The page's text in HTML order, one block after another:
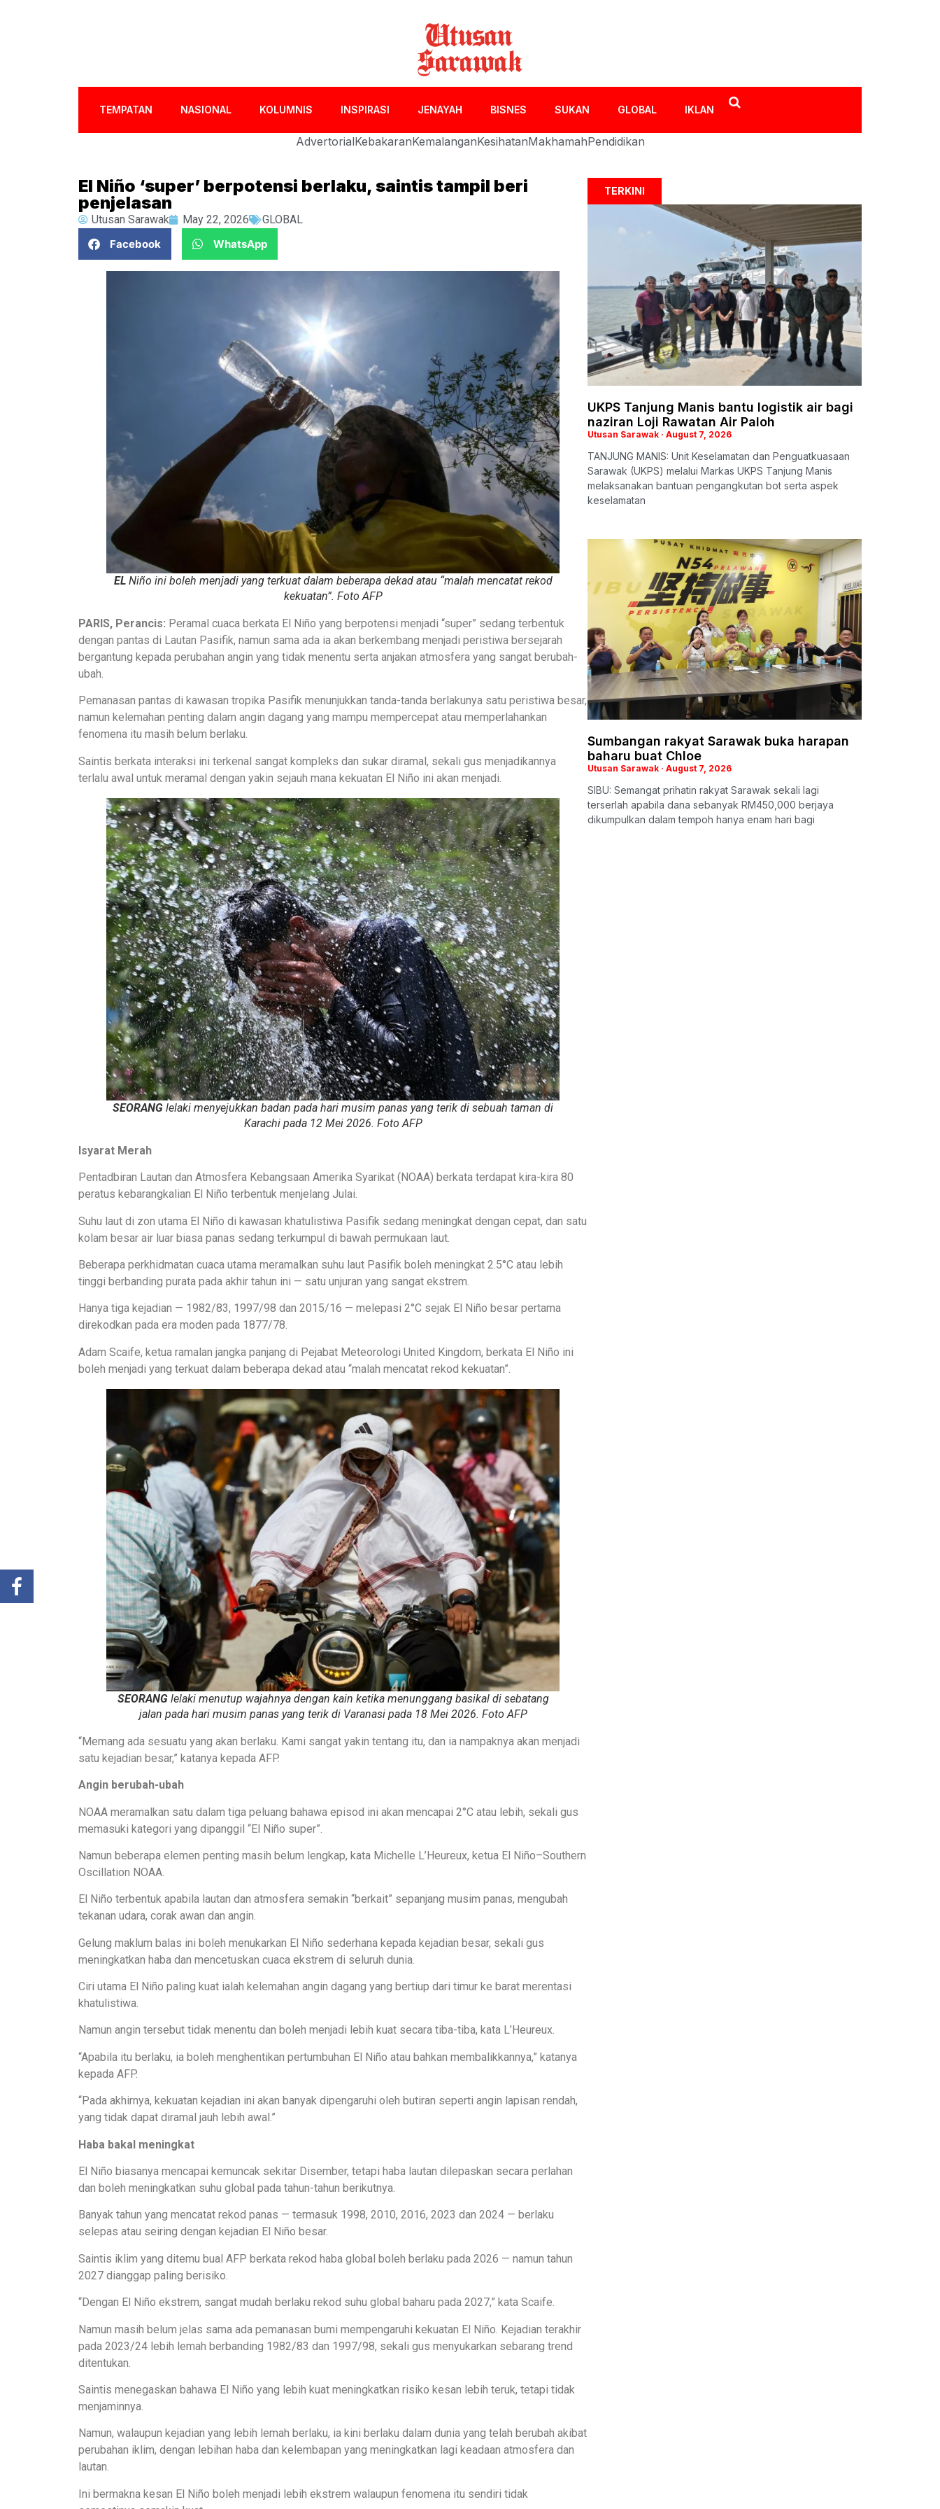
TEMPATAN NASIONAL KOLUMNIS INSPIRASI JENAYAH BISNES SUKAN GLOBAL IKLAN
AdvertorialKebakaranKemalanganKesihatanMakhamahPendidikan
El Niño ‘super’ berpotensi berlaku, saintis tampil beri
penjelasan
Utusan Sarawak May 22, 2026
GLOBAL
Facebook
WhatsApp
EL Niño ini boleh menjadi yang terkuat dalam beberapa dekad atau “malah mencatat rekod
kekuatan”. Foto AFP
PARIS, Perancis: Peramal cuaca berkata El Niño yang berpotensi menjadi “super” sedang terbentuk
dengan pantas di Lautan Pasifik, namun sama ada ia akan berkembang menjadi peristiwa bersejarah
bergantung kepada perubahan angin yang tidak menentu serta anjakan atmosfera yang sangat berubah-
ubah.
Pemanasan pantas di kawasan tropika Pasifik menunjukkan tanda-tanda berlakunya satu peristiwa besar,
namun kelemahan penting dalam angin dagang yang mampu mempercepat atau memperlahankan
fenomena itu masih belum berlaku.
Saintis berkata interaksi ini terkenal sangat kompleks dan sukar diramal, sekali gus menjadikannya
terlalu awal untuk meramal dengan yakin sejauh mana kekuatan El Niño ini akan menjadi.
SEORANG lelaki menyejukkan badan pada hari musim panas yang terik di sebuah taman di
Karachi pada 12 Mei 2026. Foto AFP
Isyarat Merah
Pentadbiran Lautan dan Atmosfera Kebangsaan Amerika Syarikat (NOAA) berkata terdapat kira-kira 80
peratus kebarangkalian El Niño terbentuk menjelang Julai.
Suhu laut di zon utama El Niño di kawasan khatulistiwa Pasifik sedang meningkat dengan cepat, dan satu
kolam besar air luar biasa panas sedang terkumpul di bawah permukaan laut.
Beberapa perkhidmatan cuaca utama meramalkan suhu laut Pasifik boleh meningkat 2.5°C atau lebih
tinggi berbanding purata pada akhir tahun ini — satu unjuran yang sangat ekstrem.
Hanya tiga kejadian — 1982/83, 1997/98 dan 2015/16 — melepasi 2°C sejak El Niño besar pertama
direkodkan pada era moden pada 1877/78.
Adam Scaife, ketua ramalan jangka panjang di Pejabat Meteorologi United Kingdom, berkata El Niño ini
boleh menjadi yang terkuat dalam beberapa dekad atau “malah mencatat rekod kekuatan”.
SEORANG lelaki menutup wajahnya dengan kain ketika menunggang basikal di sebatang
jalan pada hari musim panas yang terik di Varanasi pada 18 Mei 2026. Foto AFP
“Memang ada sesuatu yang akan berlaku. Kami sangat yakin tentang itu, dan ia nampaknya akan menjadi
satu kejadian besar,” katanya kepada AFP.
Angin berubah-ubah
NOAA meramalkan satu dalam tiga peluang bahawa episod ini akan mencapai 2°C atau lebih, sekali gus
memasuki kategori yang dipanggil “El Niño super”.
Namun beberapa elemen penting masih belum lengkap, kata Michelle L’Heureux, ketua El Niño–Southern
Oscillation NOAA.
El Niño terbentuk apabila lautan dan atmosfera semakin “berkait” sepanjang musim panas, mengubah
tekanan udara, corak awan dan angin.
Gelung maklum balas ini boleh menukarkan El Niño sederhana kepada kejadian besar, sekali gus
meningkatkan haba dan mencetuskan cuaca ekstrem di seluruh dunia.
Ciri utama El Niño paling kuat ialah kelemahan angin dagang yang bertiup dari timur ke barat merentasi
khatulistiwa.
Namun angin tersebut tidak menentu dan boleh menjadi lebih kuat secara tiba-tiba, kata L’Heureux.
“Apabila itu berlaku, ia boleh menghentikan pertumbuhan El Niño atau bahkan membalikkannya,” katanya
kepada AFP.
“Pada akhirnya, kekuatan kejadian ini akan banyak dipengaruhi oleh butiran seperti angin lapisan rendah,
yang tidak dapat diramal jauh lebih awal.”
Haba bakal meningkat
El Niño biasanya mencapai kemuncak sekitar Disember, tetapi haba lautan dilepaskan secara perlahan
dan boleh meningkatkan suhu global pada tahun-tahun berikutnya.
Banyak tahun yang mencatat rekod panas — termasuk 1998, 2010, 2016, 2023 dan 2024 — berlaku
selepas atau seiring dengan kejadian El Niño besar.
Saintis iklim yang ditemu bual AFP berkata rekod haba global boleh berlaku pada 2026 — namun tahun
2027 dianggap paling berisiko.
“Dengan El Niño ekstrem, sangat mudah berlaku rekod suhu global baharu pada 2027,” kata Scaife.
Namun masih belum jelas sama ada pemanasan bumi mempengaruhi kekuatan El Niño. Kejadian terakhir
pada 2023/24 lebih lemah berbanding 1982/83 dan 1997/98, sekali gus menyukarkan sebarang trend
ditentukan.
Saintis menegaskan bahawa El Niño yang lebih kuat meningkatkan risiko kesan lebih teruk, tetapi tidak
menjaminnya.
Namun, walaupun kejadian yang lebih lemah berlaku, ia kini berlaku dalam dunia yang telah berubah akibat
perubahan iklim, dengan lebihan haba dan kelembapan yang meningkatkan lagi keadaan atmosfera dan
lautan.
Ini bermakna kesan El Niño boleh menjadi lebih ekstrem walaupun fenomena itu sendiri tidak
TERKINI
UKPS Tanjung Manis bantu logistik air bagi
naziran Loji Rawatan Air Paloh
Utusan Sarawak August 7, 2026
TANJUNG MANIS: Unit Keselamatan dan Penguatkuasaan
Sarawak (UKPS) melalui Markas UKPS Tanjung Manis
melaksanakan bantuan pengangkutan bot serta aspek
keselamatan
Sumbangan rakyat Sarawak buka harapan
baharu buat Chloe
Utusan Sarawak August 7, 2026
SIBU: Semangat prihatin rakyat Sarawak sekali lagi
terserlah apabila dana sebanyak RM450,000 berjaya
dikumpulkan dalam tempoh hanya enam hari bagi